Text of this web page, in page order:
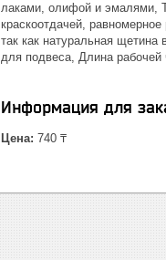
лаками, олифой и эмалями,
краскоотдачей,
так как натуральная щетина
для подвеса, Длина
Информация для
Цена: 740 ₸